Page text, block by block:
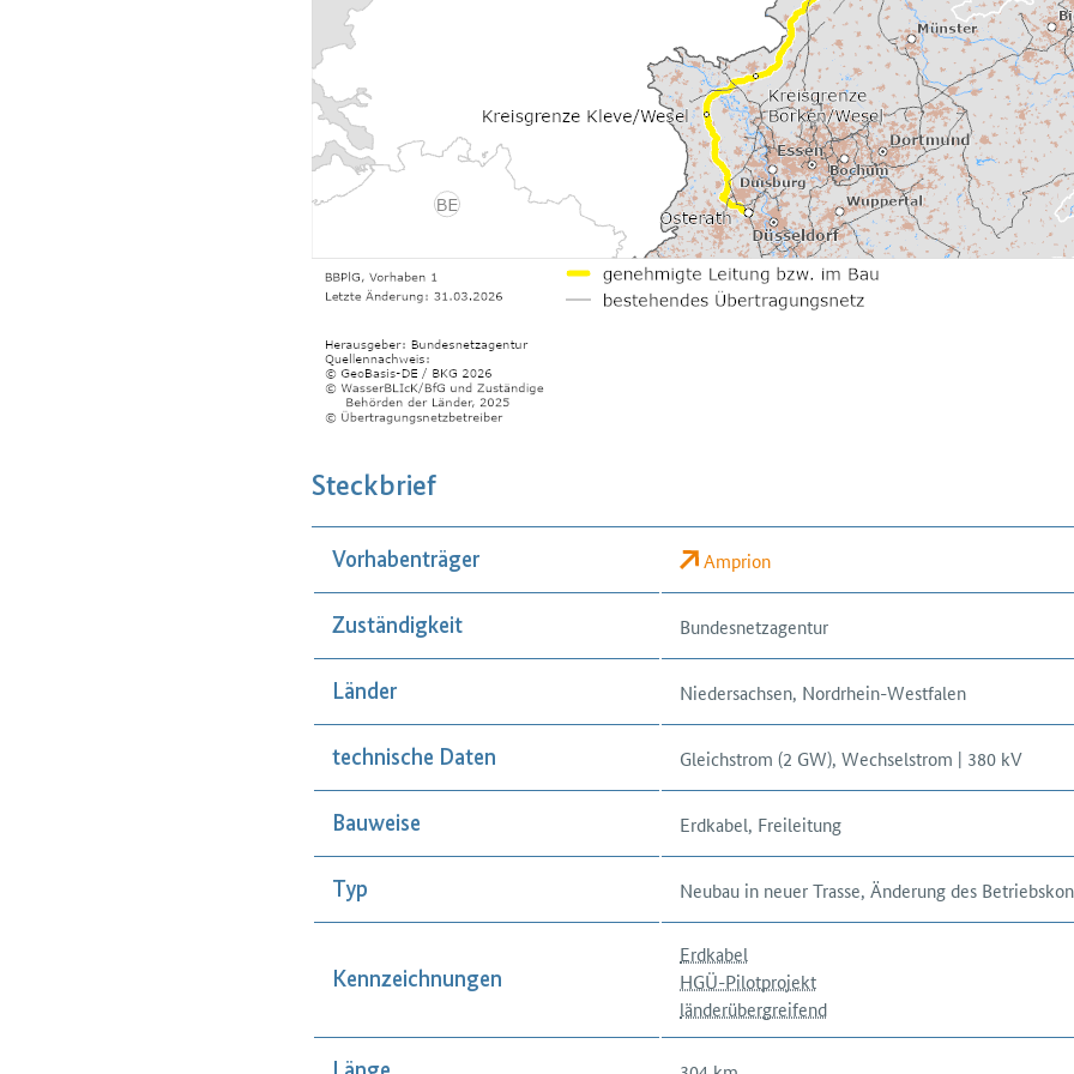
Steckbrief
Vorhabenträger Amprion
Zuständigkeit Bundesnetzagentur
Länder Niedersachsen, Nordrhein-Westfalen
technische Daten Gleichstrom (2 GW), Wechselstrom | 380 kV
Bauweise Erdkabel, Freileitung
Typ Neubau in neuer Trasse, Änderung des
Kennzeichnungen
Erdkabel
HGÜ-Pilotprojekt
länderübergreifend